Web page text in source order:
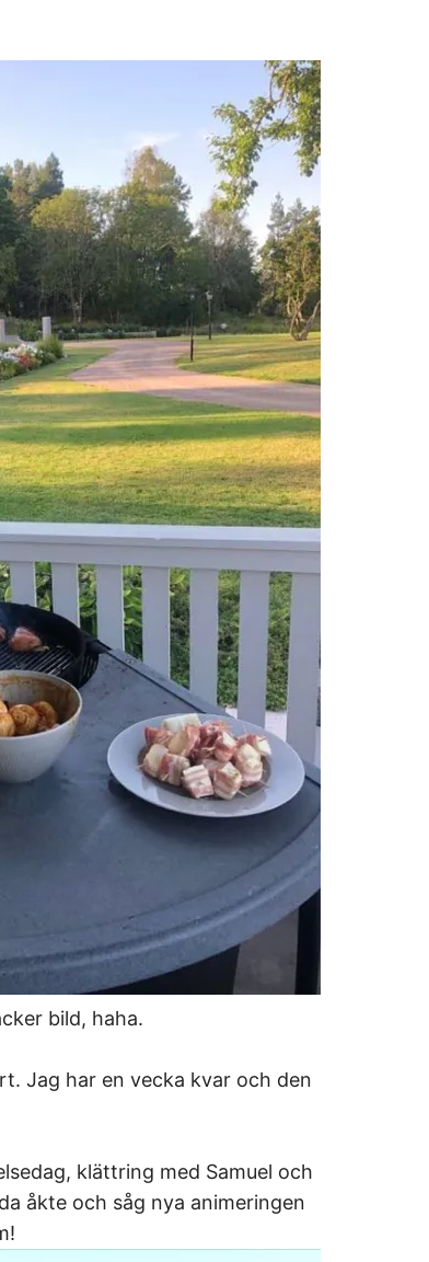
bild, haha.
Jag har en vecka kvar och den
klättring med Samuel och
åkte och såg nya animeringen